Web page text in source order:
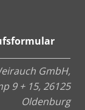
GmbH,
9 + 15, 26125
Oldenburg